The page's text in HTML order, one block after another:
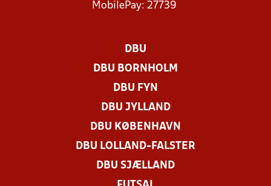
MobilePay: 27739
DBU
DBU BORNHOLM
DBU FYN
DBU JYLLAND
DBU KØBENHAVN
DBU LOLLAND-FALSTER
DBU SJÆLLAND